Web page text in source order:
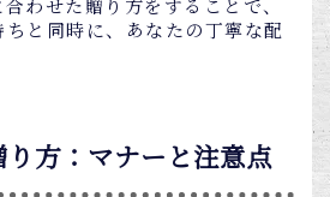
わせた贈り方をすることで、
と同時に、あなたの丁寧な配
り方：マナーと注意点